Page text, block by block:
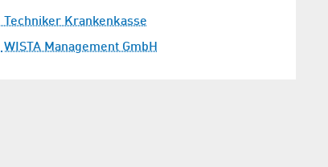
Techniker Krankenkasse
WISTA Management GmbH